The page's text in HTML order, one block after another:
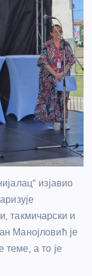
изјавио
такмичарски и
Манојловић је
теме, а то је